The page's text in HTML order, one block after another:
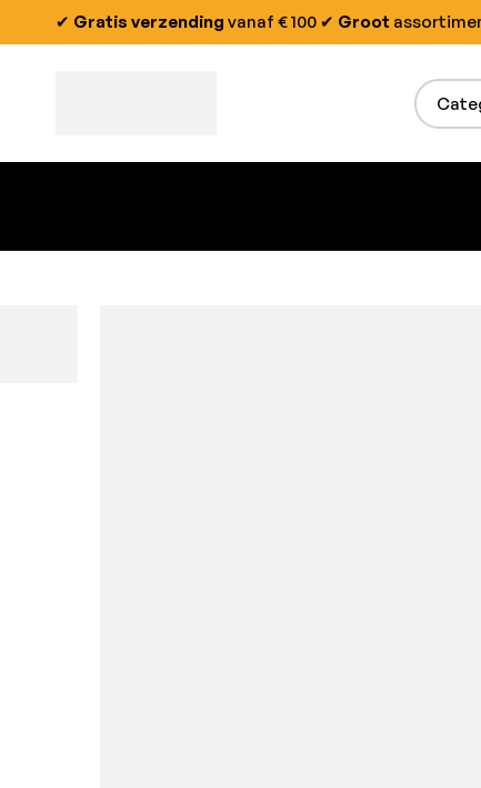
✔ Gratis verzending vanaf € 100 ✔ Groot